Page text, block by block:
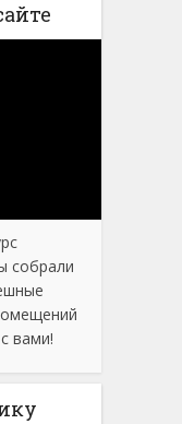
собрали
вами!